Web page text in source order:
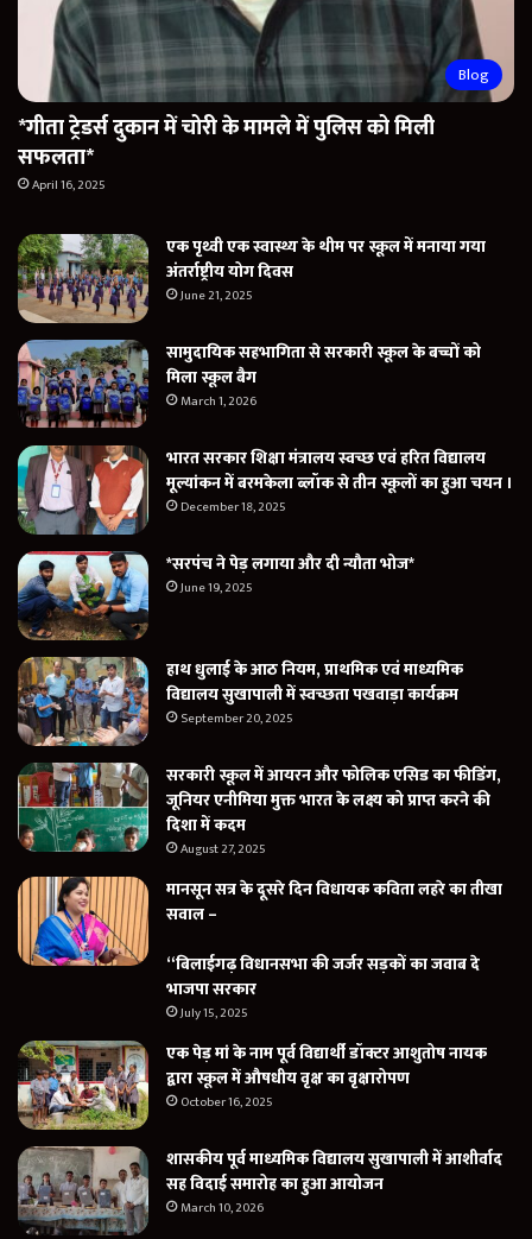
Blog
*गीता ट्रेडर्स दुकान में चोरी के मामले में पुलिस को मिली
सफलता*
April 16, 2025
एक पृथ्वी एक स्वास्थ्य के थीम पर स्कूल में मनाया गया
अंतर्राष्ट्रीय योग दिवस
June 21, 2025
सामुदायिक सहभागिता से सरकारी स्कूल के बच्चों को
मिला स्कूल बैग
March 1, 2026
भारत सरकार शिक्षा मंत्रालय स्वच्छ एवं हरित विद्यालय
मूल्यांकन में बरमकेला ब्लॉक से तीन स्कूलों का हुआ चयन ।
December 18, 2025
*सरपंच ने पेड़ लगाया और दी न्यौता भोज*
June 19, 2025
हाथ धुलाई के आठ नियम, प्राथमिक एवं माध्यमिक
विद्यालय सुखापाली में स्वच्छता पखवाड़ा कार्यक्रम
September 20, 2025
सरकारी स्कूल में आयरन और फोलिक एसिड का फीडिंग,
जूनियर एनीमिया मुक्त भारत के लक्ष्य को प्राप्त करने की
दिशा में कदम
August 27, 2025
मानसून सत्र के दूसरे दिन विधायक कविता लहरे का तीखा
सवाल –
“बिलाईगढ़ विधानसभा की जर्जर सड़कों का जवाब दे
भाजपा सरकार
July 15, 2025
एक पेड़ मां के नाम पूर्व विद्यार्थी डॉक्टर आशुतोष नायक
द्वारा स्कूल में औषधीय वृक्ष का वृक्षारोपण
October 16, 2025
शासकीय पूर्व माध्यमिक विद्यालय सुखापाली में आशीर्वाद
सह विदाई समारोह का हुआ आयोजन
March 10, 2026